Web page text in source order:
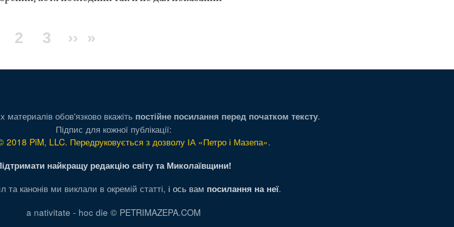
Page
2 Page
3
Следующая
››
Последняя
»
обов'язково вкажіть постійне посилання перед початком тексту.
Підпис для кожної публікації:
PiM, LLC. Передруковується з дозволу ІА «Петро і Мазепа».
найкращу редакцію світу та Миколаївщини!
та канонів ми виклали в окремій статті, і ось вам посилання на неї.
a nativitate - hoc die © PETRIMAZEPA.COM